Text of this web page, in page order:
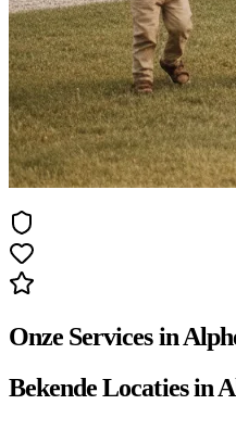
Onze Services in
Bekende Locaties in